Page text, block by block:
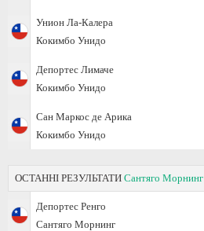
Унион Ла-Калера
Кокимбо Унидо
Депортес Лимаче
Кокимбо Унидо
Сан Маркос де Арика
Кокимбо Унидо
ОСТАННІ РЕЗУЛЬТАТИ Сантяго Морнинг
Депортес Ренго
Сантяго Морнинг